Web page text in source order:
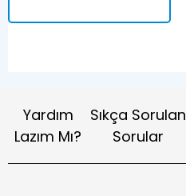
Yardım
Lazım Mı?
Sıkça Sorulan
Sorular